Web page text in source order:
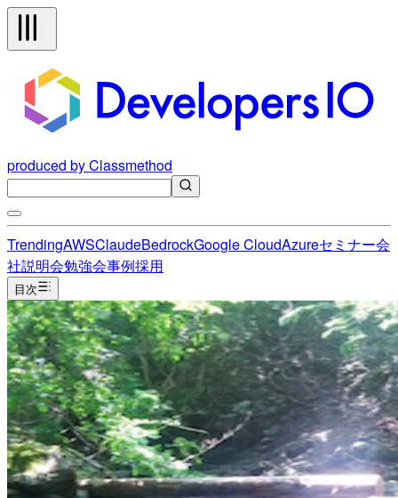
produced by Classmethod
TrendingAWSClaudeBedrockGoogle CloudAzureセミナー会
社説明会勉強会事例採用
目次